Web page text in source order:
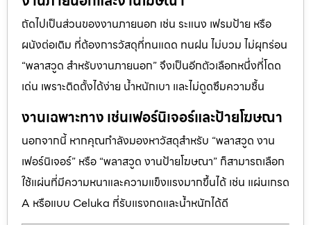
ถัดไปเป็นส่วนของงานภายนอก เช่น ระแนง เฟรมป้าย หรือ
ผนังต่อเติม ที่ต้องการวัสดุที่ทนแดด ทนฝน ไม่บวม ไม่ผุกร่อน
“พลาสวูด สำหรับงานภายนอก” จึงเป็นอีกตัวเลือกหนึ่งที่โดด
เด่น เพราะติดตั้งได้ง่าย น้ำหนักเบา และไม่ดูดซึมความชื้น
งานเฉพาะทาง เช่นเฟอร์นิเจอร์และป้ายโฆษณา
นอกจากนี้ หากคุณกำลังมองหาวัสดุสำหรับ “พลาสวูด งาน
เฟอร์นิเจอร์” หรือ “พลาสวูด งานป้ายโฆษณา” ก็สามารถเลือก
ใช้แผ่นที่มีความหนาและความแข็งแรงมากขึ้นได้ เช่น แผ่นเกรด
A หรือแบบ Celuka ที่รับแรงกดและน้ำหนักได้ดี